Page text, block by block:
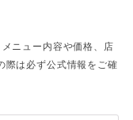
ニュー内容や価格、店
際は必ず公式情報をご確